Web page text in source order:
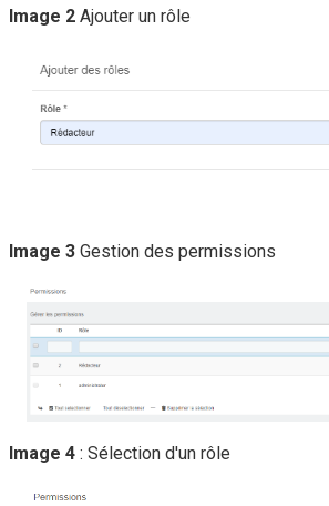
Image 2 Ajouter un rôle
Image 3 Gestion des permissions
Image 4 : Sélection d'un rôle